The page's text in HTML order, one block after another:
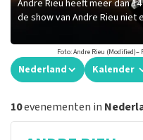
Andre Rieu heeft meer dan
de show van Andre Rieu
Foto: Andre Rieu
Nederland Kalender
10evenementen in